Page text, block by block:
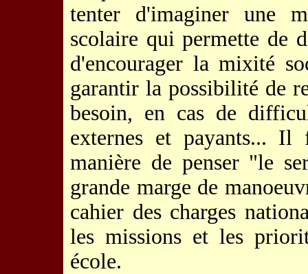
tenter d'imaginer une
scolaire qui permette de
d'encourager la mixité
garantir la possibilité de
besoin, en cas de
externes et payants... Il
manière de penser "le
grande marge de
cahier des charges
les missions et les
école.